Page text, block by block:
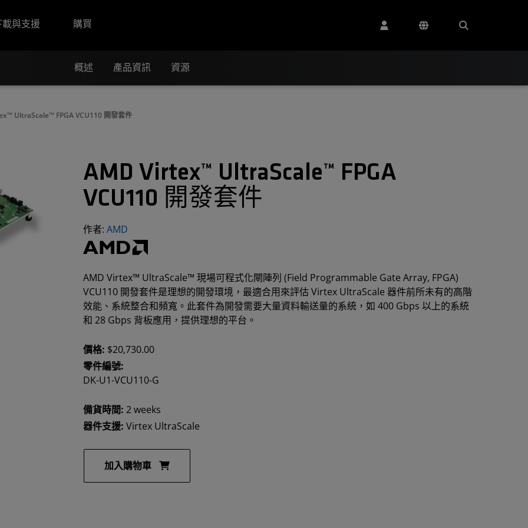
載與支援 購買
概述 產品資訊 資源
UltraScale™ FPGA VCU110 開發套件
AMD Virtex™ UltraScale™ FPGA
VCU110 開發套件
作者:AMD
AMD Virtex™ UltraScale™ 現場可程式化閘陣列 (Field Programmable Gate Array, FPGA)
VCU110 開發套件是理想的開發環境，最適合用來評估 Virtex UltraScale 器件前所未有的高階
效能、系統整合和頻寬。此套件為開發需要大量資料輸送量的系統，如 400 Gbps 以上的系統
和 28 Gbps 背板應用，提供理想的平台。
價格: $20,730.00
零件編號:
DK-U1-VCU110-G
備貨時間:2 weeks
器件支援:Virtex UltraScale
加入購物車